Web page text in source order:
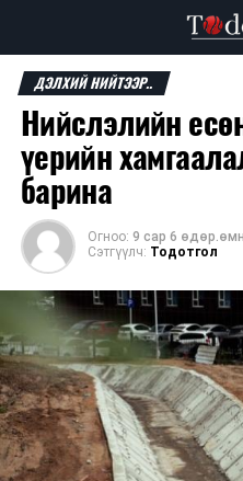
ДЭЛХИЙ НИЙТЭЭР..
Нийслэлийн
үерийн
барина
Огноо: 9 сар 6
Сэтгүүлч: Тодотгол